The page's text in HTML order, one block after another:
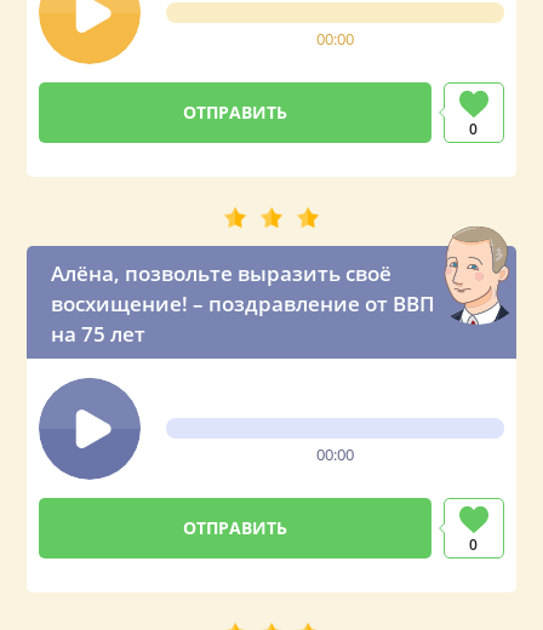
00:00
0
Алёна, позвольте выразить своё
восхищение! – поздравление от ВВП
на 75 лет
00:00
0